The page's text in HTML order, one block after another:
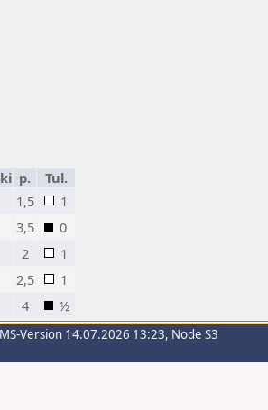
p.
Tul.
1,5
1
3,5
0
2
1
2,5
1
4 ½
Version 14.07.2026 13:23, Node S3